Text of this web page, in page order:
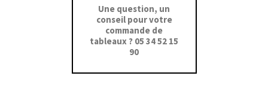
Une question, un
conseil pour votre
commande de
tableaux ? 05 34 52 15
90